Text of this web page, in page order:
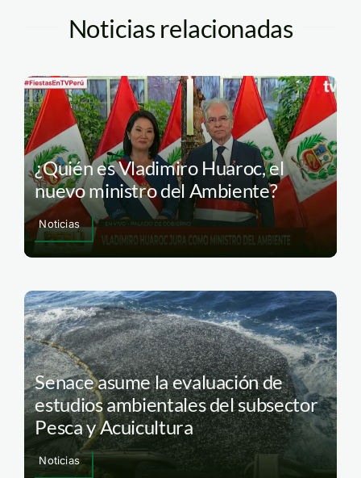
Noticias relacionadas
¿Quién es Vladimiro Huaroc, el
nuevo ministro del Ambiente?
Noticias
Senace asume la evaluación de
estudios ambientales del subsector
Pesca y Acuicultura
Noticias